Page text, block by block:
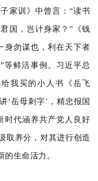
家训》中曾言：“读书
国，岂计身家？”《钱
身勿谋也，利在天下者
等鲜活事例。习近平总
我买的小人书《岳飞
‘岳母刺字’，精忠报国
时代涵养共产党人良好
取养分，对其进行创造
生命活力。